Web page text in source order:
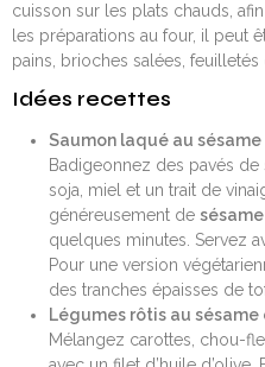
cuisson sur les plats chauds,
les préparations au four, il peut
pains, brioches salées, feuilletés
Idées recettes
Saumon laqué au sésame
Badigeonnez des pavés de
soja, miel et un trait de
généreusement de
quelques minutes. Servez
Pour une version
des tranches épaisses de
Légumes rôtis au sésame
Mélangez carottes, chou-